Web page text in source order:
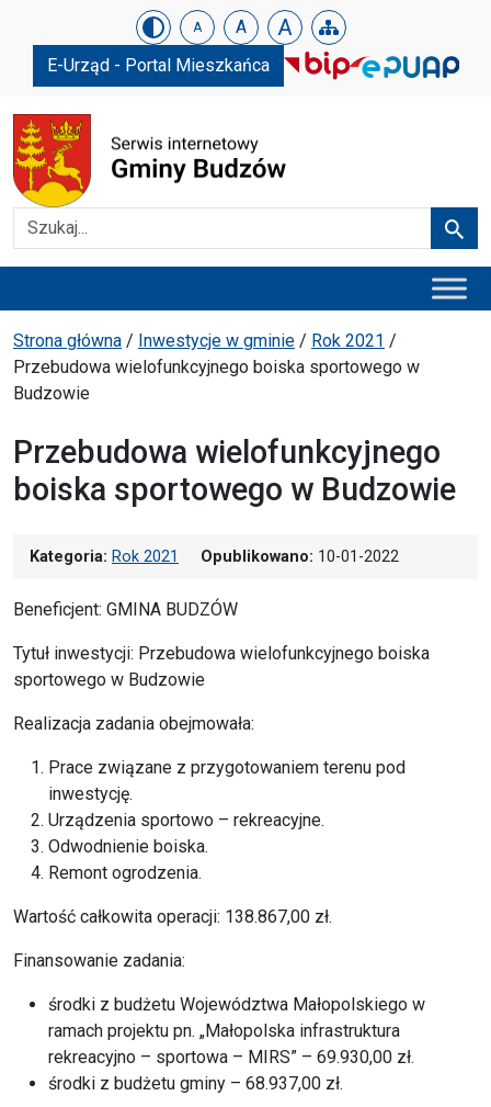
Urząd Gminy w Budzowie
Skip menu A A A
E-Urząd - Portal Mieszkańca
Szukaj
Ścieżka powrotu
Strona główna / Inwestycje w gminie / Rok 2021 /
Przebudowa wielofunkcyjnego boiska sportowego w
Budzowie
Przebudowa wielofunkcyjnego
boiska sportowego w Budzowie
Kategoria: Rok 2021 Opublikowano: 10-01-2022
Beneficjent: GMINA BUDZÓW
Tytuł inwestycji: Przebudowa wielofunkcyjnego boiska
sportowego w Budzowie
Realizacja zadania obejmowała:
Prace związane z przygotowaniem terenu pod
inwestycję.
Urządzenia sportowo – rekreacyjne.
Odwodnienie boiska.
Remont ogrodzenia.
Wartość całkowita operacji: 138.867,00 zł.
Finansowanie zadania:
środki z budżetu Województwa Małopolskiego w
ramach projektu pn. „Małopolska infrastruktura
rekreacyjno – sportowa – MIRS” – 69.930,00 zł.
środki z budżetu gminy – 68.937,00 zł.